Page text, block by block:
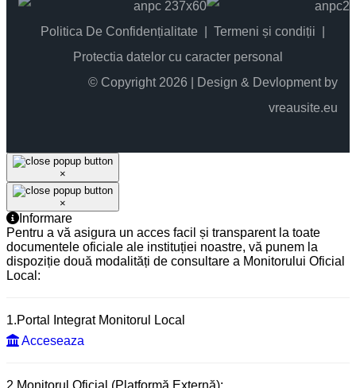
Politica De Confidențialitate
Termeni și condiții
Protectia datelor cu caracter personal
© Copyright 2026 | Design & Devlopment by
vreausite.eu
×
×
Informare
Pentru a vă asigura un acces facil și transparent la toate
documentele oficiale ale instituției noastre, vă punem la
dispoziție două modalități de consultare a Monitorului Oficial
Local:
1.Portal Integrat Monitorul Local
Acceseaza
2.Monitorul Oficial (Platformă Externă):